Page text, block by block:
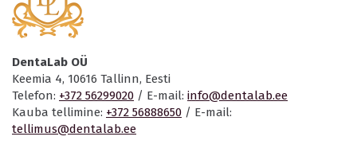
DentaLab OÜ
Keemia 4, 10616 Tallinn, Eesti
Telefon: +372 56299020 / E-mail: info@dentalab.ee
Kauba tellimine: +372 56888650 / E-mail:
tellimus@dentalab.ee